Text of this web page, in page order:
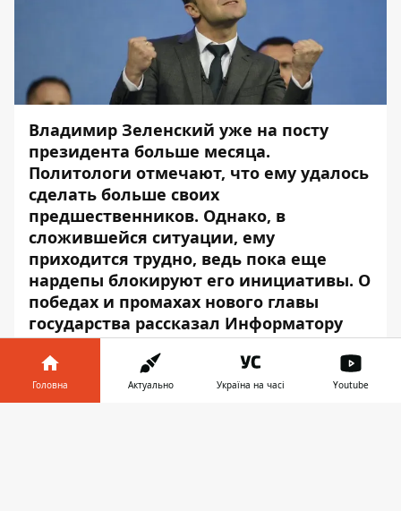
Владимир Зеленский уже на посту
президента больше месяца.
Политологи отмечают, что ему удалось
сделать больше своих
предшественников. Однако, в
сложившейся ситуации, ему
приходится трудно, ведь пока еще
нардепы блокируют его инициативы. О
победах и промахах нового главы
государства рассказал Информатору
политолог Олег Гнатюк 3 июля.
Головна Актуально Україна на часі Youtube